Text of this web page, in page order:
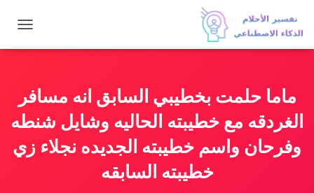
ب
ا
ل
ت
ق
ماما حلمت بخطيبي السابق انه مسافر
الغردقه مع خطيبته الحاليه وشايل شنطه
وفرحان واسم خطيبته الجديده نجلاء زي
خطيبته السابقه